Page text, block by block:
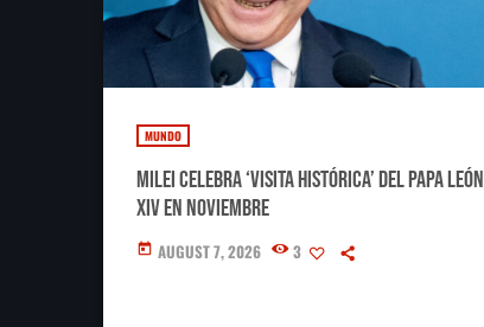
MUNDO
Milei celebra ‘visita histórica’ del papa León
XIV en noviembre
today AUGUST 7, 2026 3